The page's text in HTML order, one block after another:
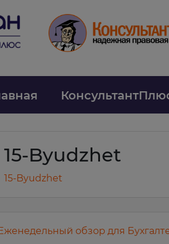
15-Byudzhet
15-Byudzhet
по
обзор для